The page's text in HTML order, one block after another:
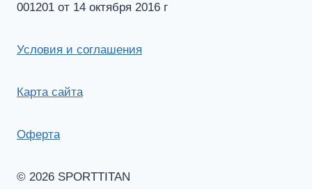
001201 от 14 октября 2016 г
Условия и соглашения
Карта сайта
Оферта
© 2026 SPORTTITAN